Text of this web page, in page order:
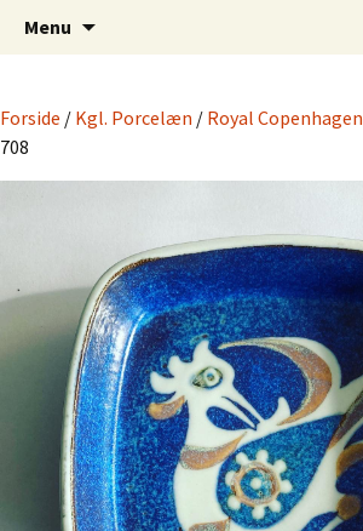
Retro-Shoppen.DK
Dansk Design fra 1940 til 1980
Menu
Forside / Kgl. Porcelæn / Royal Copenhagen
708